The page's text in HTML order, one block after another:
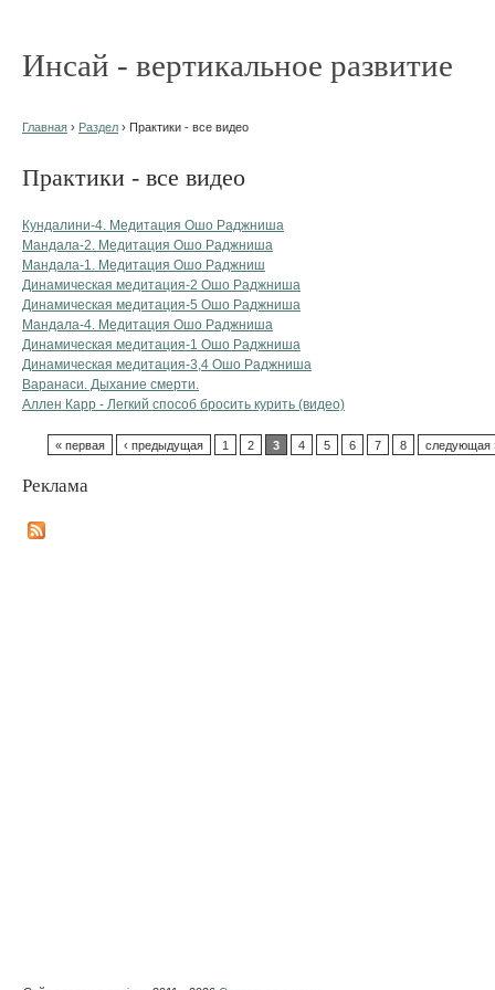
Инсай - вертикальное развитие
Главная › Раздел › Практики - все видео
Практики - все видео
Кундалини-4. Медитация Ошо Раджниша
Мандала-2. Медитация Ошо Раджниша
Мандала-1. Медитация Ошо Раджниш
Динамическая медитация-2 Ошо Раджниша
Динамическая медитация-5 Ошо Раджниша
Мандала-4. Медитация Ошо Раджниша
Динамическая медитация-1 Ошо Раджниша
Динамическая медитация-3,4 Ошо Раджниша
Варанаси. Дыхание смерти.
Аллен Карр - Легкий способ бросить курить (видео)
« первая ‹ предыдущая 1 2 3 4 5 6 7 8 следующая
Реклама